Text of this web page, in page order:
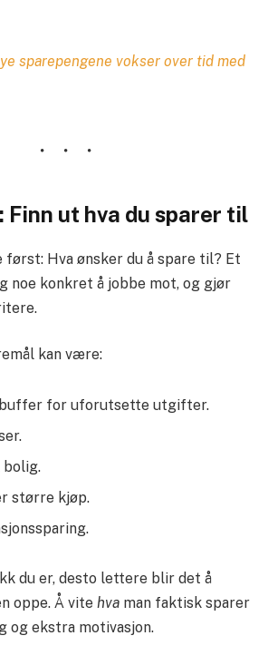
sparepengene vokser over tid med
Finn ut hva du sparer til
Hva ønsker du å spare til? Et
noe konkret å jobbe mot, og gjør
kan være:
buffer for uforutsette utgifter.
bolig.
større kjøp.
du er, desto lettere blir det å
oppe. Å vite hva man faktisk sparer
og ekstra motivasjon.